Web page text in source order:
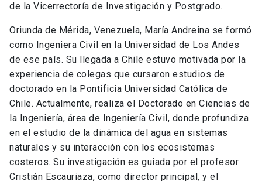
de la Vicerrectoría de Investigación y Postgrado.
Oriunda de Mérida, Venezuela, María Andreina se formó
como Ingeniera Civil en la Universidad de Los Andes
de ese país. Su llegada a Chile estuvo motivada por la
experiencia de colegas que cursaron estudios de
doctorado en la Pontificia Universidad Católica de
Chile. Actualmente, realiza el Doctorado en Ciencias de
la Ingeniería, área de Ingeniería Civil, donde profundiza
en el estudio de la dinámica del agua en sistemas
naturales y su interacción con los ecosistemas
costeros. Su investigación es guiada por el profesor
Cristián Escauriaza, como director principal, y el